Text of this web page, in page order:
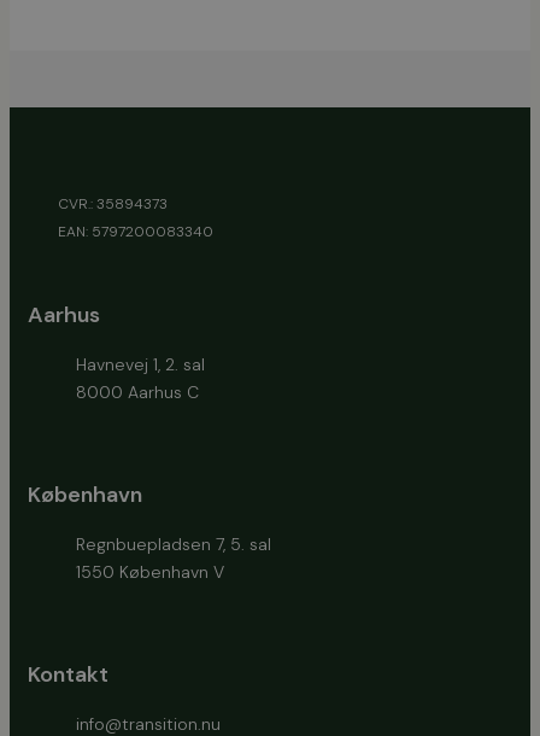
CVR.: 35894373
EAN: 5797200083340
Aarhus
Havnevej 1, 2. sal
8000 Aarhus C
København
Regnbuepladsen 7, 5. sal
1550 København V
Kontakt
info@transition.nu